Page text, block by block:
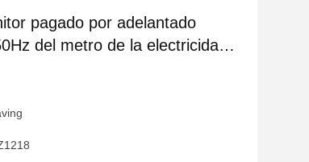
pagado por adelantado
del metro de la electricidad